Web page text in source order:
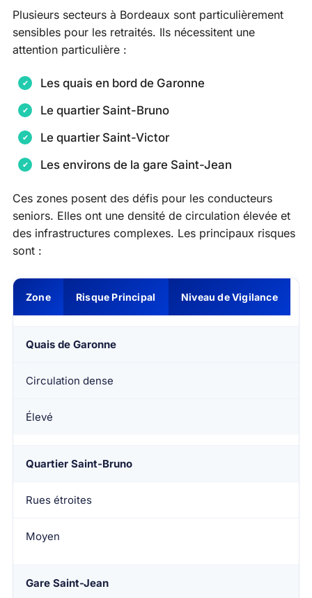
Plusieurs secteurs à Bordeaux sont particulièrement
sensibles pour les retraités. Ils nécessitent une
attention particulière :
Les quais en bord de Garonne
Le quartier Saint-Bruno
Le quartier Saint-Victor
Les environs de la gare Saint-Jean
Ces zones posent des défis pour les conducteurs
seniors. Elles ont une densité de circulation élevée et
des infrastructures complexes. Les principaux risques
sont :
Zone Risque Principal Niveau de Vigilance
Quais de Garonne
Circulation dense
Élevé
Quartier Saint-Bruno
Rues étroites
Moyen
Gare Saint-Jean